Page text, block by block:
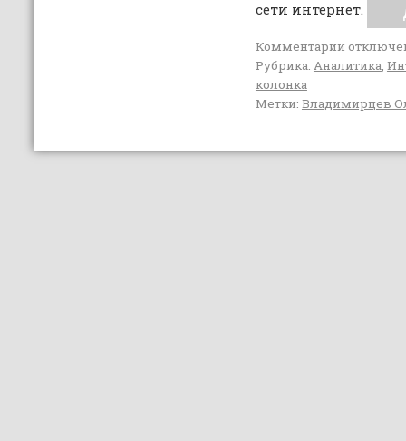
сети интернет.
Комментарии
Рубрика: Аналитика,
колонка
Метки: Владимирцев